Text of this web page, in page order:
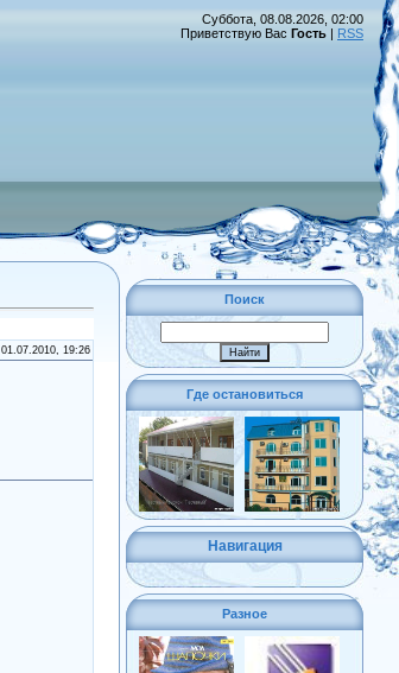
Суббота, 08.08.2026, 02:00
Приветствую Вас Гость | RSS
01.07.2010, 19:26
Поиск
Где остановиться
Навигация
Разное